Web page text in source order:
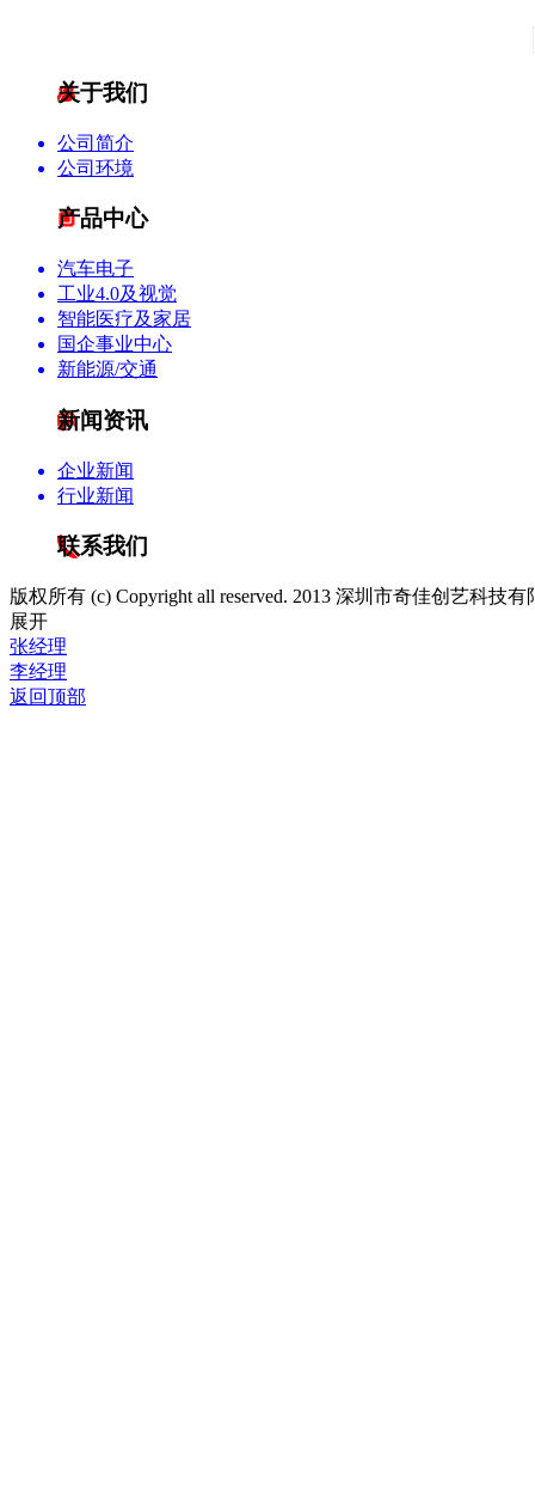
关于我们
公司简介
公司环境
产品中心
汽车电子
工业4.0及视觉
智能医疗及家居
国企事业中心
新能源/交通
新闻资讯
企业新闻
行业新闻
联系我们
版权所有 (c) Copyright all reserved. 2013 深圳市奇佳创艺科技
展开
张经理
李经理
返回顶部